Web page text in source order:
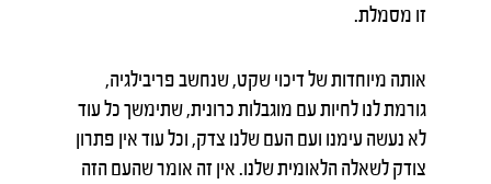
זו מסמלת.
אותה מיוחדות של דיכוי שקט, שנחשב פריבילגיה,
גורמת לנו לחיות עם מוגבלות כרונית, שתימשך כל עוד
לא נעשה עימנו ועם העם שלנו צדק, וכל עוד אין פתרון
צודק לשאלה הלאומית שלנו. אין זה אומר שהעם הזה